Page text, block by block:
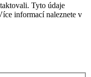
Tyto údaje
informací naleznete v